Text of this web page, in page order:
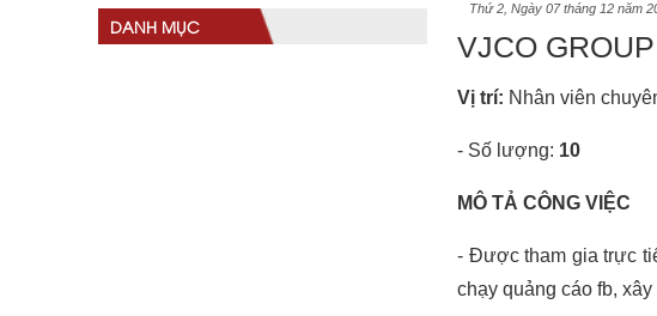
DANH MỤC
Thứ 2, Ngày 07 tháng 12 năm
VJCO
Vị trí: Nhân viên
- Số lượng: 10
MÔ TẢ CÔNG VIỆC
- Được tham gia trực
chạy quảng cáo fb,